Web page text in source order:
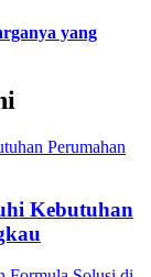
yang
Kebutuhan